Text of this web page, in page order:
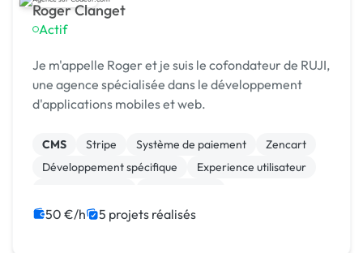
Roger Clanget
Actif
Je m'appelle Roger et je suis le cofondateur de RUJI,
une agence spécialisée dans le développement
d'applications mobiles et web.
CMS Stripe Système de paiement
Zencart
Développement spécifique
Experience utilisateur
Migration ou refonte de site
50 €/h 5 projets réalisés